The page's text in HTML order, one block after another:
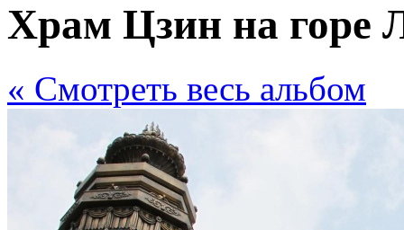
Храм Цзин на горе
« Cмотреть весь альбом